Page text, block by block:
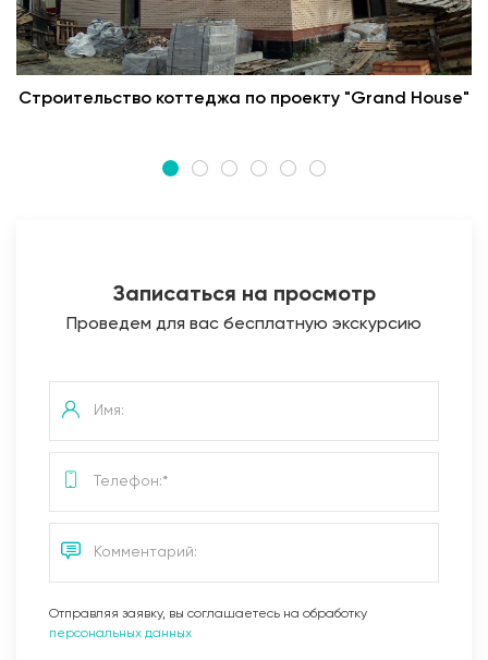
Строительство коттеджа по проекту "Grand House"
Записаться на просмотр
Проведем для вас бесплатную экскурсию
Отправляя заявку, вы соглашаетесь на обработку
персональных данных